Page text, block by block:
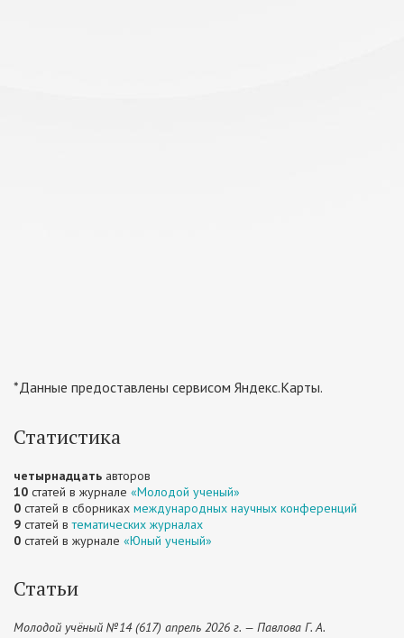
*Данные предоставлены сервисом Яндекс.Карты.
Статистика
четырнадцать авторов
10 статей в журнале «Молодой ученый»
0 статей в сборниках международных научных конференций
9 статей втематических журналах
0 статей в журнале «Юный ученый»
Статьи
Молодой учёный №14 (617) апрель 2026 г. — Павлова Г. А.